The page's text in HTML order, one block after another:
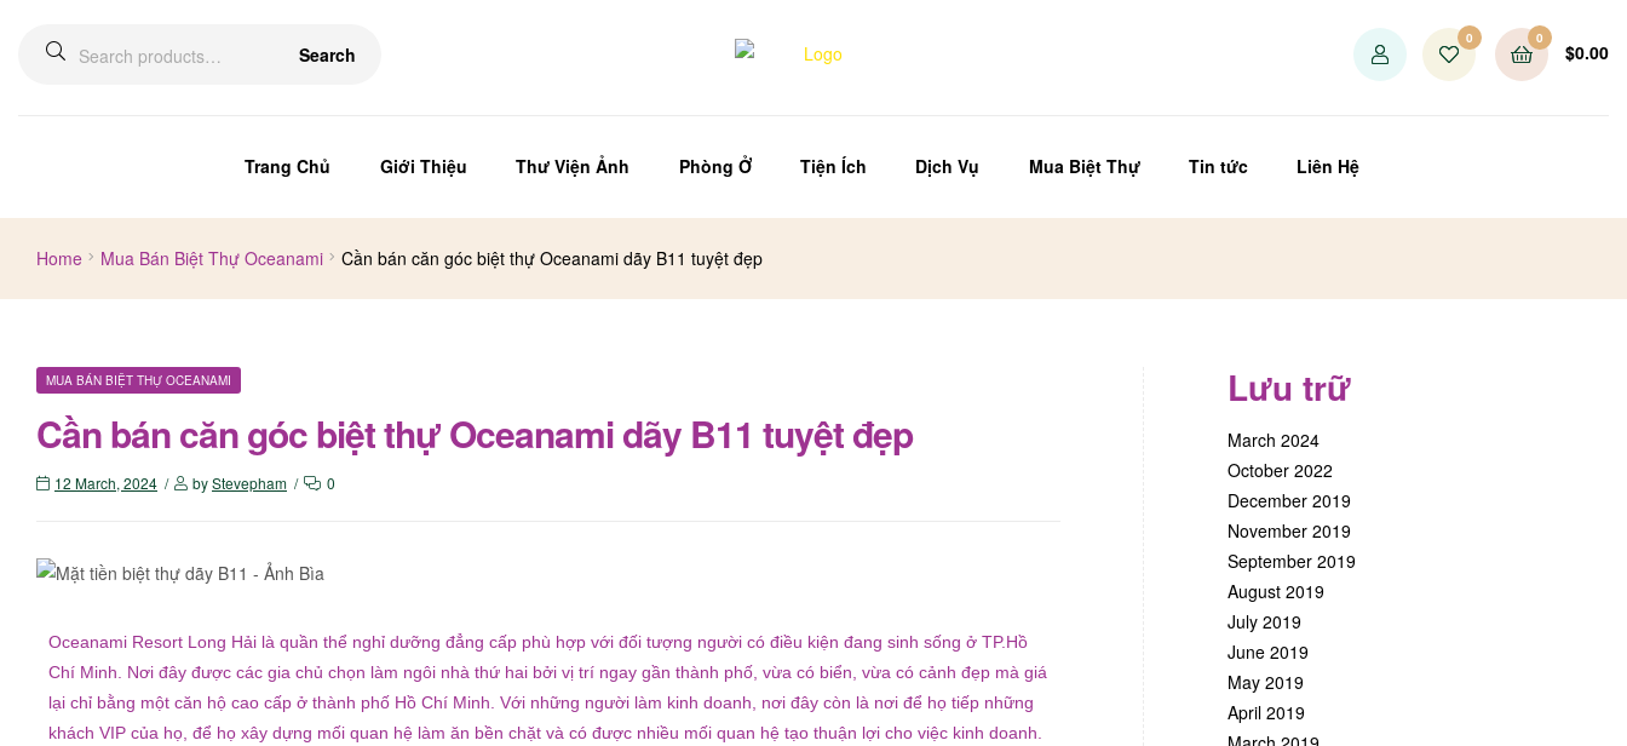
Search
0 0
$0.00
Trang Chủ Giới Thiệu Thư Viện Ảnh Phòng Ở Tiện Ích Dịch Vụ Mua Biệt Thự Tin tức Liên Hệ
Home Mua Bán Biệt Thự Oceanami Cần bán căn góc biệt thự Oceanami dãy B11 tuyệt đẹp
MUA BÁN BIỆT THỰ OCEANAMI
Cần bán căn góc biệt thự Oceanami dãy B11 tuyệt đẹp
12 March, 2024 byStevepham 0
Oceanami Resort Long Hải là quần thể nghỉ dưỡng đẳng cấp phù hợp với đối tượng người có điều kiện đang sinh sống ở TP.Hồ
Chí Minh. Nơi đây được các gia chủ chọn làm ngôi nhà thứ hai bởi vị trí ngay gần thành phố, vừa có biển, vừa có cảnh đẹp mà giá
lại chỉ bằng một căn hộ cao cấp ở thành phố Hồ Chí Minh. Với những người làm kinh doanh, nơi đây còn là nơi để họ tiếp những
khách VIP của họ, để họ xây dựng mối quan hệ làm ăn bền chặt và có được nhiều mối quan hệ tạo thuận lợi cho việc kinh doanh.
Lưu trữ
March 2024
October 2022
December 2019
November 2019
September 2019
August 2019
July 2019
June 2019
May 2019
April 2019